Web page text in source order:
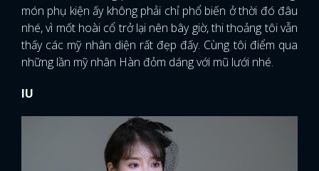
món phụ kiện ấy không phải chỉ phổ biến ở thời đó đâu
nhé, vì mốt hoài cổ trở lại nên bây giờ, thi thoảng tôi vẫn
thấy các mỹ nhân diện rất đẹp đấy. Cùng tôi điểm qua
những lần mỹ nhân Hàn đỏm dáng với mũ lưới nhé.
IU